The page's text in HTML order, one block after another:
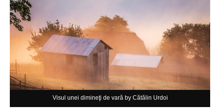
Visul unei dimineţi de vară by Cătălin Urdoi